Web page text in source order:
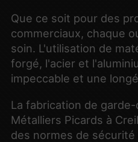
Que ce soit pour des
commerciaux, chaque
soin. L'utilisation de
forgé, l'acier et
impeccable et une
La fabrication de
Métalliers Picards à
des normes de